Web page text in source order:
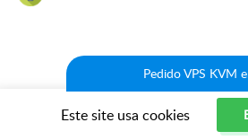
Pedido VPS KVM
Este site usa cookies